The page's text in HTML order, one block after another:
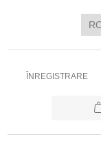
ÎNREGISTRARE